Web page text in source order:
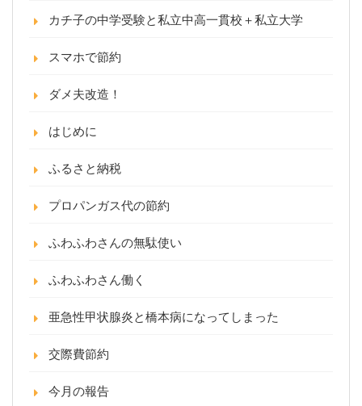
カチ子の中学受験と私立中高一貫校＋私立大学
スマホで節約
ダメ夫改造！
はじめに
ふるさと納税
プロパンガス代の節約
ふわふわさんの無駄使い
ふわふわさん働く
亜急性甲状腺炎と橋本病になってしまった
交際費節約
今月の報告